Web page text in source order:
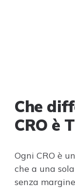
Che
CRO è
Ogni CRO è
che a una
senza